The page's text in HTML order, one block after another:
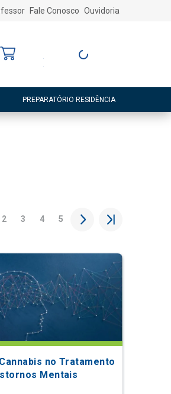
Fale Conosco Ouvidoria
Entre ou Cadastre-
PREPARATÓRIO RESIDÊNCIA
2 3 4 5
no Tratamento
Mentais